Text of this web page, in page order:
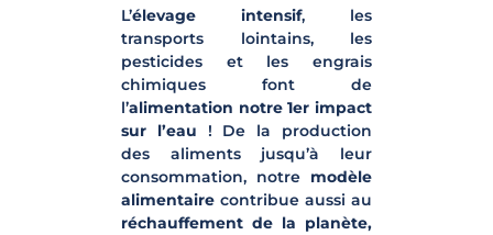
L’élevage intensif, les
transports lointains, les
pesticides et les engrais
chimiques font de
l’alimentation notre 1er impact
sur l’eau ! De la production
des aliments jusqu’à leur
consommation, notre modèle
alimentaire contribue aussi au
réchauffement de la planète,